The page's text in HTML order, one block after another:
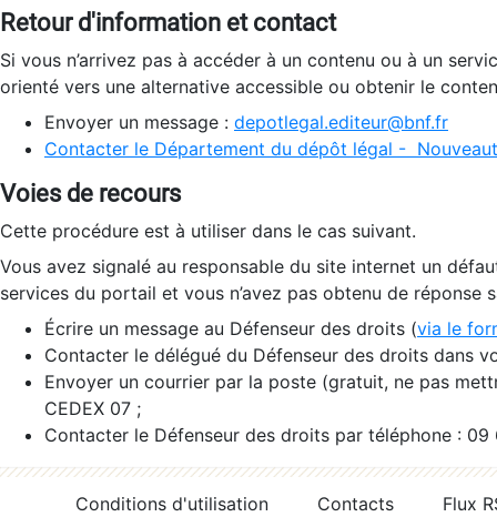
Retour d'information et contact
Si vous n’arrivez pas à accéder à un contenu ou à un
orienté vers une alternative accessible ou obtenir le
Envoyer un message : depotlegal.editeur@bnf.fr
Contacter le Département du dépôt légal -
Voies de recours
Cette procédure est à utiliser dans le cas suivant.
Vous avez signalé au responsable du site internet un
services du portail et vous n’avez pas obtenu de réponse
Écrire un message au Défenseur des droits (via le
Contacter le délégué du Défenseur des droits dans
Envoyer un courrier par la poste (gratuit, ne pas
CEDEX 07 ;
Contacter le Défenseur des droits par téléphone :
Conditions d'utilisation Contacts
Flux